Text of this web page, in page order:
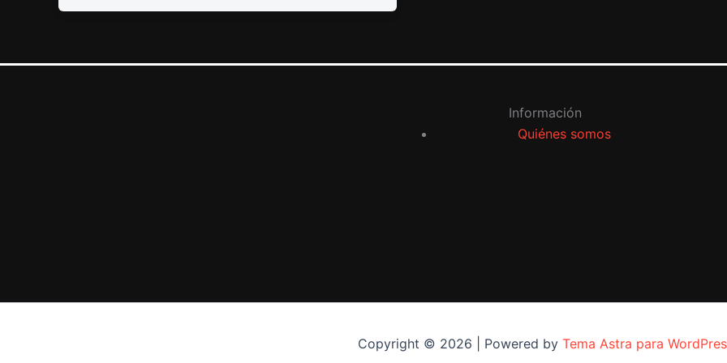
Información
Quiénes somos
Copyright © 2026 | Powered by Tema Astra para